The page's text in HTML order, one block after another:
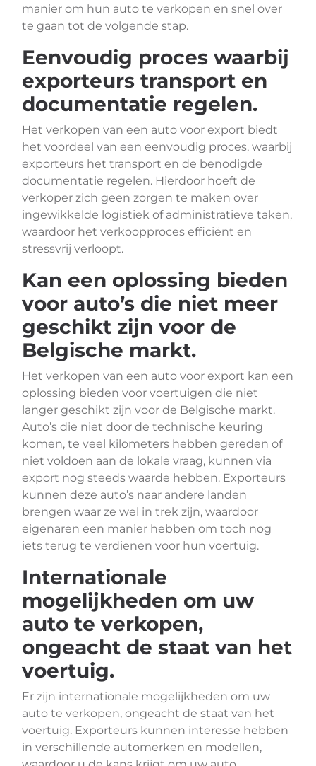
manier om hun auto te verkopen en snel over
te gaan tot de volgende stap.
Eenvoudig proces waarbij
exporteurs transport en
documentatie regelen.
Het verkopen van een auto voor export biedt
het voordeel van een eenvoudig proces, waarbij
exporteurs het transport en de benodigde
documentatie regelen. Hierdoor hoeft de
verkoper zich geen zorgen te maken over
ingewikkelde logistiek of administratieve taken,
waardoor het verkoopproces efficiënt en
stressvrij verloopt.
Kan een oplossing bieden
voor auto’s die niet meer
geschikt zijn voor de
Belgische markt.
Het verkopen van een auto voor export kan een
oplossing bieden voor voertuigen die niet
langer geschikt zijn voor de Belgische markt.
Auto’s die niet door de technische keuring
komen, te veel kilometers hebben gereden of
niet voldoen aan de lokale vraag, kunnen via
export nog steeds waarde hebben. Exporteurs
kunnen deze auto’s naar andere landen
brengen waar ze wel in trek zijn, waardoor
eigenaren een manier hebben om toch nog
iets terug te verdienen voor hun voertuig.
Internationale
mogelijkheden om uw
auto te verkopen,
ongeacht de staat van het
voertuig.
Er zijn internationale mogelijkheden om uw
auto te verkopen, ongeacht de staat van het
voertuig. Exporteurs kunnen interesse hebben
in verschillende automerken en modellen,